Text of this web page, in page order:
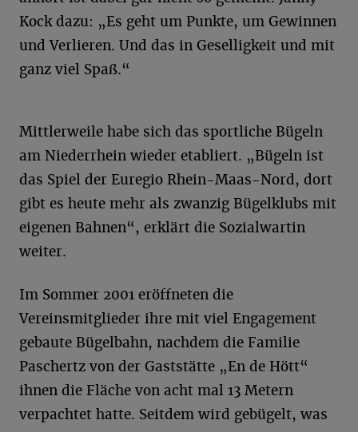
Kock dazu: „Es geht um Punkte, um Gewinnen
und Verlieren. Und das in Geselligkeit und mit
ganz viel Spaß.“
Mittlerweile habe sich das sportliche Bügeln
am Niederrhein wieder etabliert. „Bügeln ist
das Spiel der Euregio Rhein-Maas-Nord, dort
gibt es heute mehr als zwanzig Bügelklubs mit
eigenen Bahnen“, erklärt die Sozialwartin
weiter.
Im Sommer 2001 eröffneten die
Vereinsmitglieder ihre mit viel Engagement
gebaute Bügelbahn, nachdem die Familie
Paschertz von der Gaststätte „En de Hött“
ihnen die Fläche von acht mal 13 Metern
verpachtet hatte. Seitdem wird gebügelt, was